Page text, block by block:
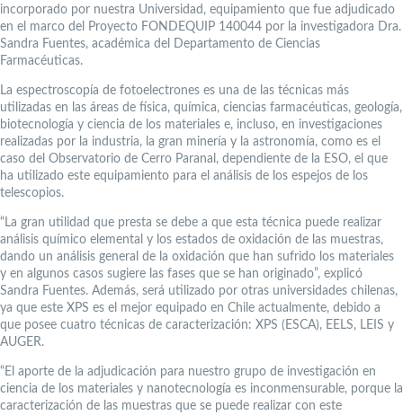
incorporado por nuestra Universidad, equipamiento que fue adjudicado
en el marco del Proyecto FONDEQUIP 140044 por la investigadora Dra.
Sandra Fuentes, académica del Departamento de Ciencias
Farmacéuticas.
La espectroscopía de fotoelectrones es una de las técnicas más
utilizadas en las áreas de física, química, ciencias farmacéuticas, geología,
biotecnología y ciencia de los materiales e, incluso, en investigaciones
realizadas por la industria, la gran minería y la astronomía, como es el
caso del Observatorio de Cerro Paranal, dependiente de la ESO, el que
ha utilizado este equipamiento para el análisis de los espejos de los
telescopios.
“La gran utilidad que presta se debe a que esta técnica puede realizar
análisis químico elemental y los estados de oxidación de las muestras,
dando un análisis general de la oxidación que han sufrido los materiales
y en algunos casos sugiere las fases que se han originado”, explicó
Sandra Fuentes. Además, será utilizado por otras universidades chilenas,
ya que este XPS es el mejor equipado en Chile actualmente, debido a
que posee cuatro técnicas de caracterización: XPS (ESCA), EELS, LEIS y
AUGER.
“El aporte de la adjudicación para nuestro grupo de investigación en
ciencia de los materiales y nanotecnología es inconmensurable, porque la
caracterización de las muestras que se puede realizar con este